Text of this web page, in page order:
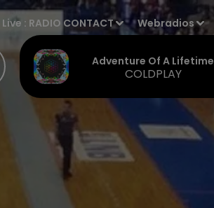
Live : RADIO CONTACT Webradios
Adventure Of A Lifetime
COLDPLAY